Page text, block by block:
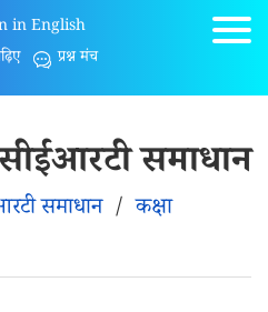
in English
प्रश्न मंच
समाधान
समाधान/कक्षा